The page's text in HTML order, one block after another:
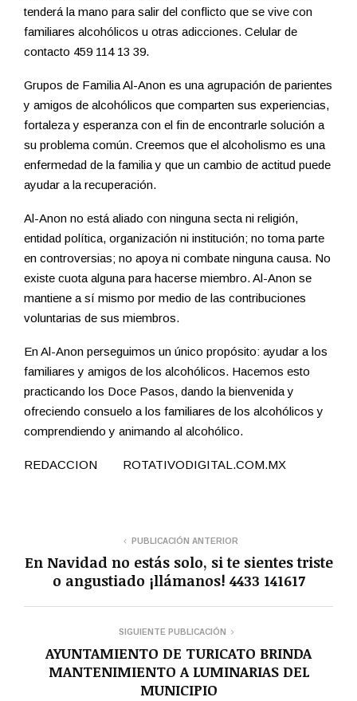
tenderá la mano para salir del conflicto que se vive con
familiares alcohólicos u otras adicciones. Celular de
contacto 459 114 13 39.
Grupos de Familia Al-Anon es una agrupación de parientes
y amigos de alcohólicos que comparten sus experiencias,
fortaleza y esperanza con el fin de encontrarle solución a
su problema común. Creemos que el alcoholismo es una
enfermedad de la familia y que un cambio de actitud puede
ayudar a la recuperación.
Al-Anon no está aliado con ninguna secta ni religión,
entidad política, organización ni institución; no toma parte
en controversias; no apoya ni combate ninguna causa. No
existe cuota alguna para hacerse miembro. Al-Anon se
mantiene a sí mismo por medio de las contribuciones
voluntarias de sus miembros.
En Al-Anon perseguimos un único propósito: ayudar a los
familiares y amigos de los alcohólicos. Hacemos esto
practicando los Doce Pasos, dando la bienvenida y
ofreciendo consuelo a los familiares de los alcohólicos y
comprendiendo y animando al alcohólico.
REDACCION ROTATIVODIGITAL.COM.MX
PUBLICACIÓN ANTERIOR
En Navidad no estás solo, si te sientes triste
o angustiado ¡llámanos! 4433 141617
SIGUIENTE PUBLICACIÓN
AYUNTAMIENTO DE TURICATO BRINDA
MANTENIMIENTO A LUMINARIAS DEL
MUNICIPIO